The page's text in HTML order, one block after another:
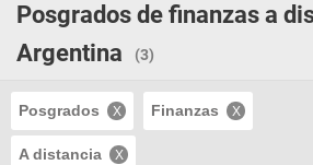
Posgrados de finanzas a
Argentina
(3)
Posgrados Finanzas
A distancia